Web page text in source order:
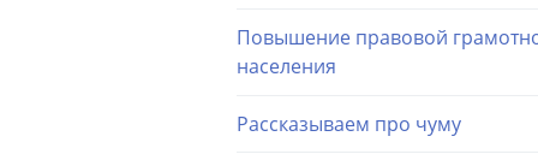
Повышение правовой
населения
Рассказываем про чуму